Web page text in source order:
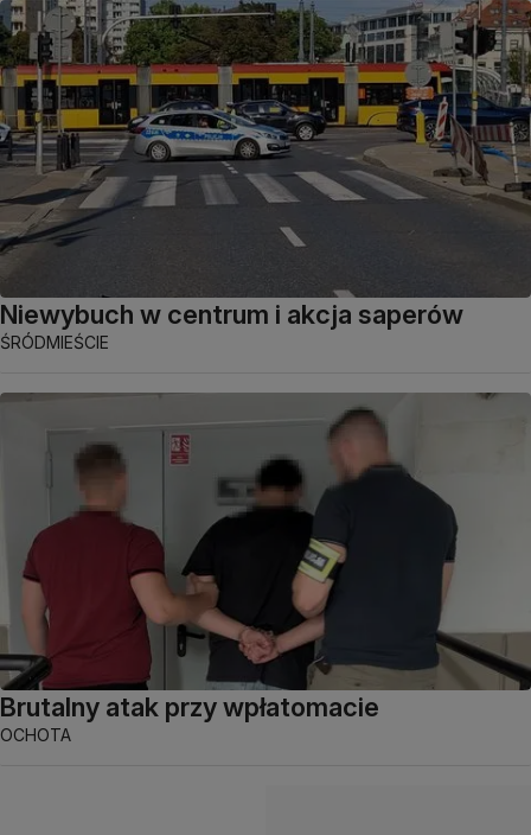
Niewybuch w centrum i akcja saperów
ŚRÓDMIEŚCIE
Brutalny atak przy wpłatomacie
OCHOTA